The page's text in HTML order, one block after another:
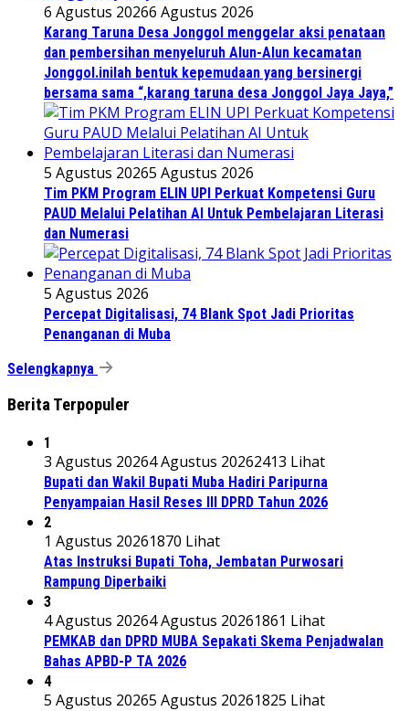
6 Agustus 20266 Agustus 2026
Karang Taruna Desa Jonggol menggelar aksi penataan
dan pembersihan menyeluruh Alun-Alun kecamatan
Jonggol.inilah bentuk kepemudaan yang bersinergi
bersama sama “,karang taruna desa Jonggol Jaya Jaya,”
5 Agustus 20265 Agustus 2026
Tim PKM Program ELIN UPI Perkuat Kompetensi Guru
PAUD Melalui Pelatihan AI Untuk Pembelajaran Literasi
dan Numerasi
5 Agustus 2026
Percepat Digitalisasi, 74 Blank Spot Jadi Prioritas
Penanganan di Muba
Selengkapnya
Berita Terpopuler
1
3 Agustus 20264 Agustus 20262413 Lihat
Bupati dan Wakil Bupati Muba Hadiri Paripurna
Penyampaian Hasil Reses III DPRD Tahun 2026
2
1 Agustus 20261870 Lihat
Atas Instruksi Bupati Toha, Jembatan Purwosari
Rampung Diperbaiki
3
4 Agustus 20264 Agustus 20261861 Lihat
PEMKAB dan DPRD MUBA Sepakati Skema Penjadwalan
Bahas APBD-P TA 2026
4
5 Agustus 20265 Agustus 20261825 Lihat